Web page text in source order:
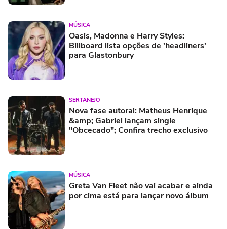
MÚSICA
Oasis, Madonna e Harry Styles:
Billboard lista opções de 'headliners'
para Glastonbury
SERTANEJO
Nova fase autoral: Matheus Henrique
&amp; Gabriel lançam single
"Obcecado"; Confira trecho exclusivo
MÚSICA
Greta Van Fleet não vai acabar e ainda
por cima está para lançar novo álbum